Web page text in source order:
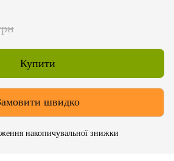
Купити
швидко
накопичувальної знижки